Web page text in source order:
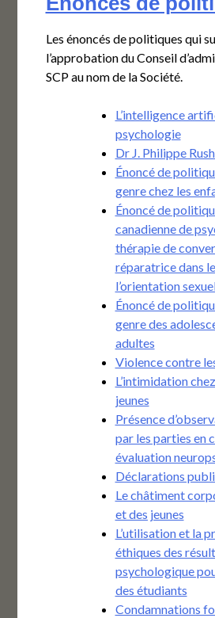
Les énoncés de politiques qui
l’approbation du Conseil
SCP au nom de la Société.
L’intelligence
psychologie
Dr J. Philippe
Énoncé de
genre chez les
Énoncé de
canadienne de
thérapie de
réparatrice dans
l’orientation
Énoncé de
genre des
adultes
Violence contre
L’intimidation
jeunes
Présence
par les parties en
évaluation
Déclarations
Le châtiment
et des jeunes
L’utilisation et la
éthiques des
psychologique
des étudiants
Condamnations